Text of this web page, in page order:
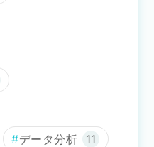
データ分析 11